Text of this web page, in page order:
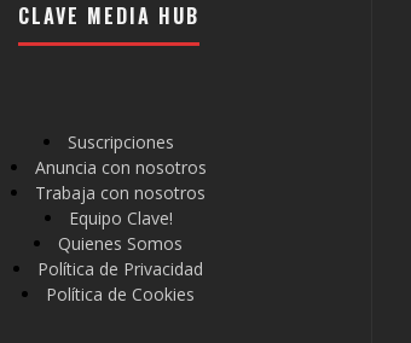
CLAVE MEDIA HUB
Suscripciones
Anuncia con nosotros
Trabaja con nosotros
Equipo Clave!
Quienes Somos
Política de Privacidad
Política de Cookies